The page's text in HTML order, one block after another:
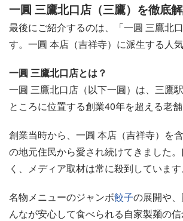
一圓 三鷹北口店（三鷹）を徹底解
最後にご紹介するのは、「一圓 三鷹北
す。一圓 本店（吉祥寺）に派生する人
一圓 三鷹北口店とは？
一圓 三鷹北口店（以下一圓）は、三鷹
ところに位置する創業40年を超える老舗
創業当時から、一圓 本店（吉祥寺）を
の地元住民から愛され続けてきました
く、メディア取材は常に殺到しています
名物メニューのジャンボ餃子の展開や
んなが安心して食べられる自家製麺の